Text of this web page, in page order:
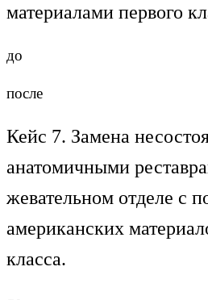
материалами первого
до
после
Кейс 7. Замена
анатомичными
жевательном отделе с
американских
класса.